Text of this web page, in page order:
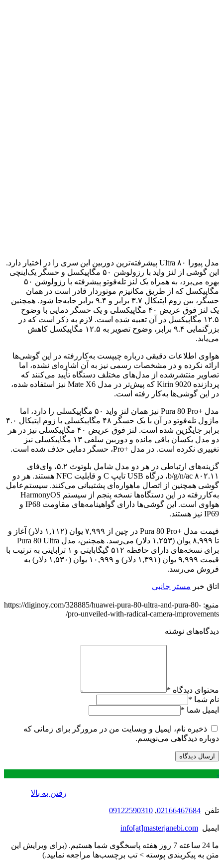
مدل پیورا ۸۰ Ultra پیشرفته‌ترین دوربین این سری را در اختیار دارد.
این گوشی از لنز واید با رزولوشن ۵۰ مگاپیکسل و حسگر یک‌اینچی
بهره می‌برد، به همراه یک لنز تله‌فوتو پیشرفته با رزولوشن ۵۰
مگاپیکسل که از طریق مکانیزم موتوردار قادر است در همان
حسگر، بین زوم اپتیکال ۳.۷ برابر و ۹.۴ برابر جابه‌جا شود. همچنین
یک لنز فوق عریض ۴۰ مگاپیکسلی و یک حسگر دمایی با وضوح
۱۲.۵ مگاپیکسل در آن تعبیه شده است. لازم به ذکر است که در
بزرگنمایی ۹.۴ برابر، وضوح تصویر به ۱۲.۵ مگاپیکسل کاهش
می‌یابد.
هواوی اطلاعات دقیقی درباره چیپست به‌کاررفته در این گوشی‌ها
ارائه نکرده و در مشخصات رسمی نیز به آن اشاره‌ای نشده، اما
تصاویر منتشرشده از مدل‌های مختلف دستگاه تأیید می‌کنند که
پردازنده Kirin 9020 که پیش‌تر در مدل Mate X6 نیز استفاده شده،
در این گوشی‌ها به‌کار رفته است.
مدل +Pura 80 Pro نیز همان لنز واید ۵۰ مگاپیکسلی را دارد، اما
ماژول تله‌فوتو در آن با یک حسگر ۴۸ مگاپیکسلی با زوم اپتیکال ۴.۰
برابر جایگزین شده است. لنز فوق عریض ۴۰ مگاپیکسلی نیز در هر
دو مدل یکسان باقی مانده و دوربین سلفی ۱۳ مگاپیکسلی نیز
تغییری نکرده است. در مدل +Pro، حسگر دمایی حذف شده است.
گزینه‌های ارتباطی در هر دو مدل شامل بلوتوث ۵.۲، وای‌فای
۸۰۲.۱۱ b/g/n/ac، درگاه USB تایپ C و قابلیت NFC هستند. هر دو
گوشی همچنین از اتصال ماهواره‌ای پشتیبانی می‌کنند. سیستم‌عامل
به‌کاررفته در این دستگاه‌ها نسخه پنجم از سیستم HarmonyOS
هواوی است. این گوشی‌ها دارای گواهینامه‌های مقاومت IP68 و
IP69 نیز هستند.
قیمت مدل +Pura 80 Pro در چین از ۷,۹۹۹ یوان (۱,۱۱۲ دلار) آغاز و
تا ۸,۹۹۹ یوان (۱,۲۵۳ دلار) می‌رسد. همچنین، مدل Pura 80 Ultra
برای نسخه‌های دارای حافظه ۵۱۲ گیگابایتی و ۱ ترابایتی به ترتیب با
قیمت ۹,۹۹۹ یوان (۱,۳۹۱ دلار) و ۱۰,۹۹۹ یوان (۱,۵۳۰ دلار) به
فروش می‌رسد.
اتاق خبر مستر جانبی
منبع: https://diginoy.com/328885/huawei-pura-80-ultra-and-pura-80-
pro-unveiled-with-radical-camera-improvements/
دیدگاه‌های نوشته
محتوای دیدگاه *
نام شما *
ایمیل شما *
ذخیره نام، ایمیل و وبسایت من در مرورگر برای زمانی که
دوباره دیدگاهی می‌نویسم.
.
رفتن به بالا
تلفن 02166467684
,
09122590310
ایمیل info[at]masterjanebi.com
ما 24 ساعته 7 روز هفته پاسخگوی شما هستیم. (برای ویرایش این
متن به پیکربندی پوسته > تب برچسب‌ها مراجعه نمایید.)